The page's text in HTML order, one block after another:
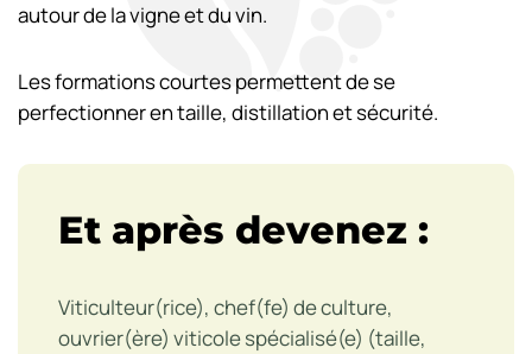
autour de la vigne et du vin.
Les formations courtes permettent de se
perfectionner en taille, distillation et sécurité.
Et après devenez :
Viticulteur(rice), chef(fe) de culture,
ouvrier(ère) viticole spécialisé(e) (taille,